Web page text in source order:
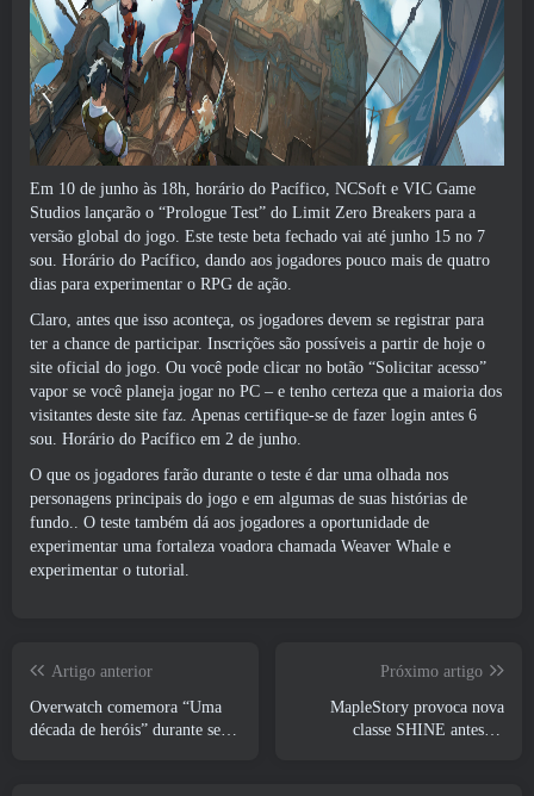
Em 10 de junho às 18h, horário do Pacífico, NCSoft e VIC Game
Studios lançarão o “Prologue Test” do Limit Zero Breakers para a
versão global do jogo. Este teste beta fechado vai até junho 15 no 7
sou. Horário do Pacífico, dando aos jogadores pouco mais de quatro
dias para experimentar o RPG de ação.
Claro, antes que isso aconteça, os jogadores devem se registrar para
ter a chance de participar. Inscrições são possíveis a partir de hoje o
site oficial do jogo. Ou você pode clicar no botão “Solicitar acesso”
vapor se você planeja jogar no PC – e tenho certeza que a maioria dos
visitantes deste site faz. Apenas certifique-se de fazer login antes 6
sou. Horário do Pacífico em 2 de junho.
O que os jogadores farão durante o teste é dar uma olhada nos
personagens principais do jogo e em algumas de suas histórias de
fundo.. O teste também dá aos jogadores a oportunidade de
experimentar uma fortaleza voadora chamada Weaver Whale e
experimentar o tutorial.
Artigo anterior
Overwatch comemora “Uma
década de heróis” durante seu
Próximo artigo
MapleStory provoca nova
classe SHINE antes da